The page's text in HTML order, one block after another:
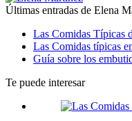
Últimas entradas de Elena
Las Comidas Típicas
Las Comidas típicas
Guía sobre los
Te puede interesar